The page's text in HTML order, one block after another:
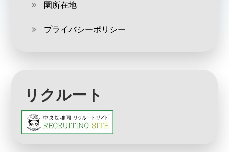
園所在地
プライバシーポリシー
リクルート